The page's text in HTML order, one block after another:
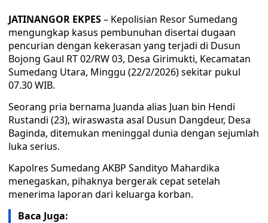
JATINANGOR EKPES– Kepolisian Resor Sumedang
mengungkap kasus pembunuhan disertai dugaan
pencurian dengan kekerasan yang terjadi di Dusun
Bojong Gaul RT 02/RW 03, Desa Girimukti, Kecamatan
Sumedang Utara, Minggu (22/2/2026) sekitar pukul
07.30 WIB.
Seorang pria bernama Juanda alias Juan bin Hendi
Rustandi (23), wiraswasta asal Dusun Dangdeur, Desa
Baginda, ditemukan meninggal dunia dengan sejumlah
luka serius.
Kapolres Sumedang AKBP Sandityo Mahardika
menegaskan, pihaknya bergerak cepat setelah
menerima laporan dari keluarga korban.
Baca Juga: